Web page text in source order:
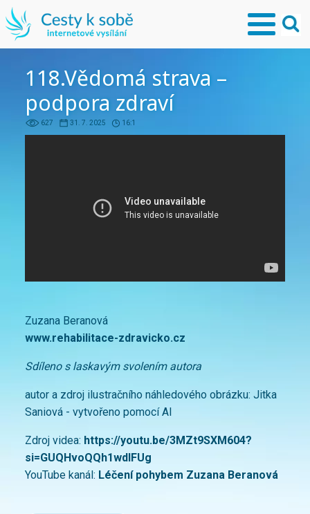
118.Vědomá strava –
podpora zdraví
627 31. 7. 2025 16:1
Zuzana Beranová
www.rehabilitace-zdravicko.cz
Sdíleno s laskavým svolením autora
autor a zdroj ilustračního náhledového obrázku: Jitka
Saniová - vytvořeno pomocí AI
Zdroj videa: https://youtu.be/3MZt9SXM604?
si=GUQHvoQQh1wdIFUg
YouTube kanál: Léčení pohybem Zuzana Beranová